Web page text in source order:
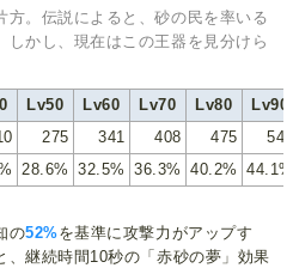
方。伝説によると、砂の民を率いる
しかし、現在はこの王器を見分けら
Lv50 Lv60 Lv70 Lv80
Lv90
275 341 408 475
542
28.6% 32.5% 36.3% 40.2% 44.1%
の52%を基準に攻撃力がアップす
、継続時間10秒の「赤砂の夢」効果